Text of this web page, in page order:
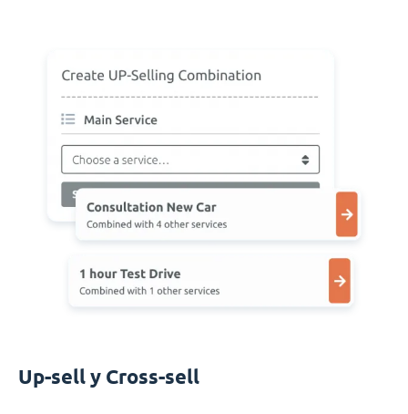
Up-sell y Cross-sell